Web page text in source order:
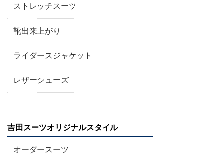
ストレッチスーツ
靴出来上がり
ライダースジャケット
レザーシューズ
吉田スーツオリジナルスタイル
オーダースーツ